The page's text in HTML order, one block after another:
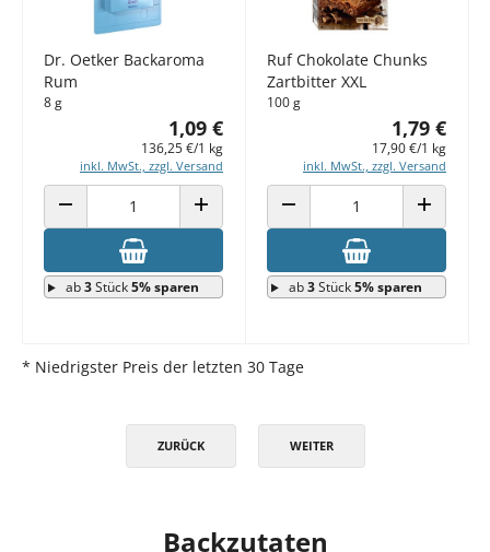
Dr. Oetker Backaroma
Rum
8 g
1,09 €
136,25 €/1 kg
inkl. MwSt., zzgl. Versand
ANZAHL VERRINGERN ANZAHL ERHÖHEN
ab3Stück5% sparen
Ruf Chokolate Chunks
Zartbitter XXL
100 g
1,79 €
17,90 €/1 kg
inkl. MwSt., zzgl. Versand
ANZAHL VERRINGERN ANZAHL
ab3Stück5% sparen
* Niedrigster Preis der letzten 30 Tage
ZURÜCK WEITER
Backzutaten